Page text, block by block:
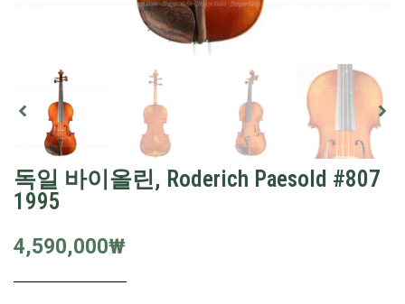
독일 바이올린, Roderich Paesold #807
1995
4,590,000₩